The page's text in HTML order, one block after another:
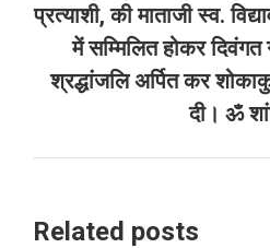
प्रत्याशी, की माताजी स्व.
में सम्मिलित होकर दिवंगत
श्रद्धांजलि अर्पित कर
दी। ॐ
Related posts